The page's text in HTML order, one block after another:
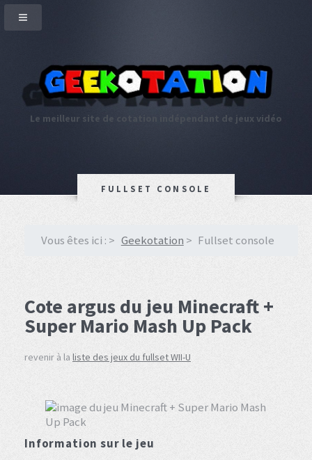
Le meilleur site de cotation indépendant de jeux vidéo
FULLSET CONSOLE
Vous êtes ici : Geekotation Fullset console
Cote argus du jeu Minecraft +
Super Mario Mash Up Pack
revenir à la liste des jeux du fullset WII-U
Information sur le jeu